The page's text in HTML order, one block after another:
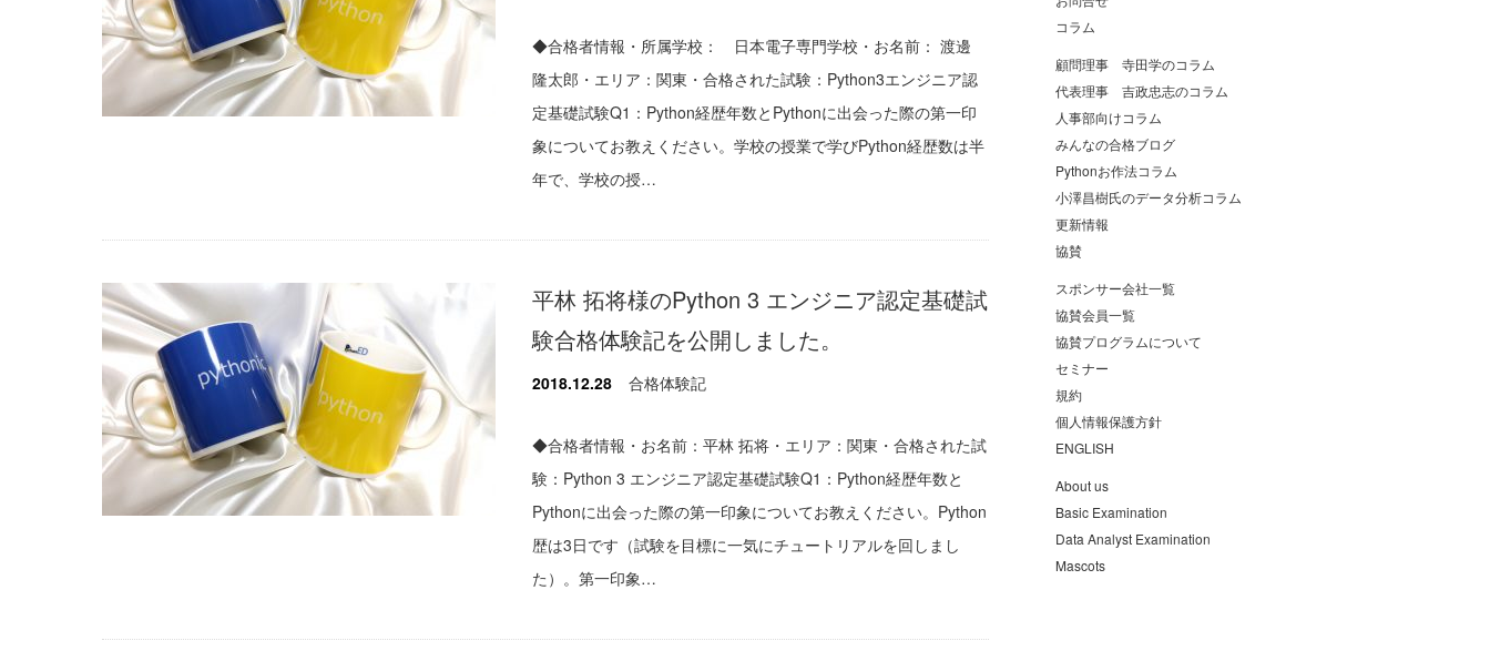
◆合格者情報・所属学校： 日本電子専門学校・お名前： 渡邊
隆太郎・エリア：関東・合格された試験：Python3エンジニア認
定基礎試験Q1：Python経歴年数とPythonに出会った際の第一印
象についてお教えください。学校の授業で学びPython経歴数は半
年で、学校の授…
平林 拓将様のPython 3 エンジニア認定基礎試
験合格体験記を公開しました。
2018.12.28 合格体験記
◆合格者情報・お名前：平林 拓将・エリア：関東・合格された試
験：Python 3 エンジニア認定基礎試験Q1：Python経歴年数と
Pythonに出会った際の第一印象についてお教えください。Python
歴は3日です（試験を目標に一気にチュートリアルを回しまし
た）。第一印象…
コラム
顧問理事 寺田学のコラム
代表理事 吉政忠志のコラム
人事部向けコラム
みんなの合格ブログ
Pythonお作法コラム
小澤昌樹氏のデータ分析コラム
更新情報
協賛
スポンサー会社一覧
協賛会員一覧
協賛プログラムについて
セミナー
規約
個人情報保護方針
ENGLISH
About us
Basic Examination
Data Analyst Examination
Mascots